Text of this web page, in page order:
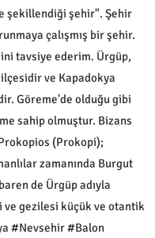
şekillendiği şehir". Şehir
çalışmış bir şehir.
tavsiye ederim. Ürgüp,
ve Kapadokya
Göreme'de olduğu gibi
sahip olmuştur. Bizans
(Prokopi);
zamanında Burgut
de Ürgüp adıyla
ve gezilesi küçük ve otantik
#Nevsehir #Balon